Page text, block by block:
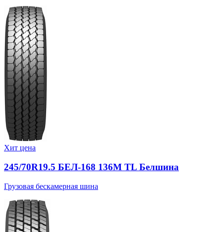
Хит цена
245/70R19.5 БЕЛ-168 136M TL Белшина
Грузовая бескамерная шина